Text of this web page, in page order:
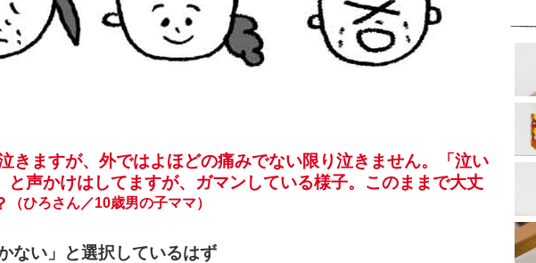
きますが、外ではよほどの痛みでない限り泣きません。「泣い
と声かけはしてますが、ガマンしている様子。このままで大丈
（ひろさん／10歳男の子ママ）
ない」と選択しているはず